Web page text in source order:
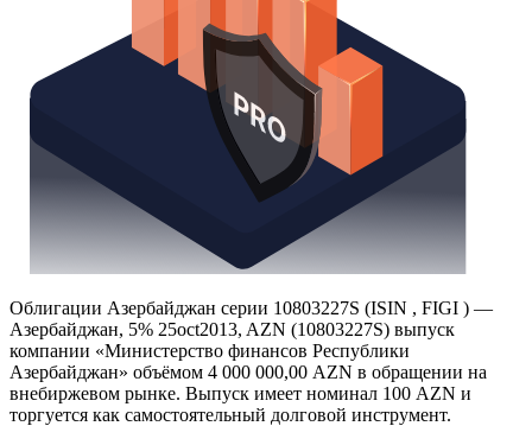
Облигации Азербайджан серии 10803227S (ISIN , FIGI ) —
Азербайджан, 5% 25oct2013, AZN (10803227S) выпуск
компании «Министерство финансов Республики
Азербайджан» объёмом 4 000 000,00 AZN в обращении на
внебиржевом рынке. Выпуск имеет номинал 100 AZN и
торгуется как самостоятельный долговой инструмент.